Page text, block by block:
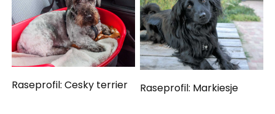
Raseprofil: Cesky terrier Raseprofil: Markiesje